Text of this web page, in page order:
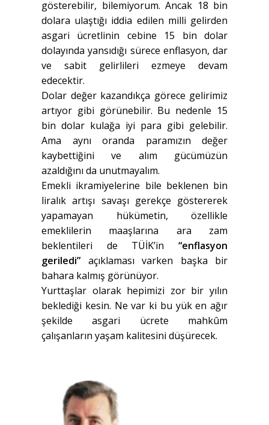
gösterebilir, bilemiyorum. Ancak 18 bin
dolara ulaştığı iddia edilen milli gelirden
asgari ücretlinin cebine 15 bin dolar
dolayında yansıdığı sürece enflasyon, dar
ve sabit gelirlileri ezmeye devam
edecektir.
Dolar değer kazandıkça görece gelirimiz
artıyor gibi görünebilir. Bu nedenle 15
bin dolar kulağa iyi para gibi gelebilir.
Ama aynı oranda paramızın değer
kaybettiğini ve alım gücümüzün
azaldığını da unutmayalım.
Emekli ikramiyelerine bile beklenen bin
liralık artışı savaşı gerekçe göstererek
yapamayan hükümetin, özellikle
emeklilerin maaşlarına ara zam
beklentileri de TÜİK’in “enflasyon
geriledi” açıklaması varken başka bir
bahara kalmış görünüyor.
Yurttaşlar olarak hepimizi zor bir yılın
beklediği kesin. Ne var ki bu yük en ağır
şekilde asgari ücrete mahkûm
çalışanların yaşam kalitesini düşürecek.